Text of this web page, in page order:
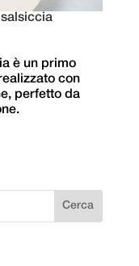
è un primo
con
perfetto da